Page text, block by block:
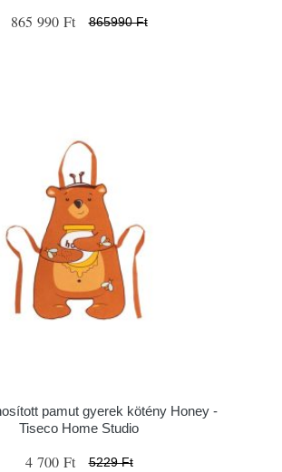
865 990 Ft 865990 Ft
pamut gyerek kötény Honey -
Tiseco Home Studio
4 700 Ft 5229 Ft